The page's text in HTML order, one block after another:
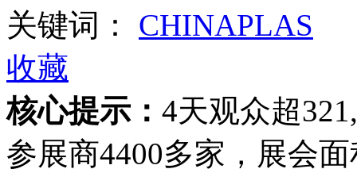
关键词： CHINAPLAS
收藏
核心提示： 4天观众超
参展商4400多家，展会